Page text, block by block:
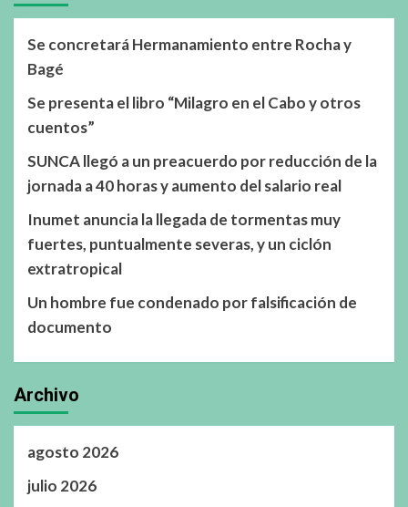
Se concretará Hermanamiento entre Rocha y
Bagé
Se presenta el libro “Milagro en el Cabo y otros
cuentos”
SUNCA llegó a un preacuerdo por reducción de la
jornada a 40 horas y aumento del salario real
Inumet anuncia la llegada de tormentas muy
fuertes, puntualmente severas, y un ciclón
extratropical
Un hombre fue condenado por falsificación de
documento
Archivo
agosto 2026
julio 2026